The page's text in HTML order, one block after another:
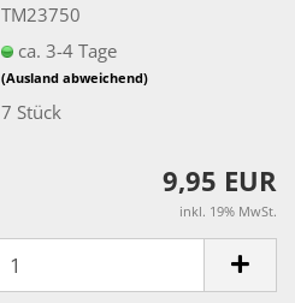
TM23750
ca. 3-4 Tage
(Ausland abweichend)
7 Stück
9,95 EUR
inkl. 19% MwSt.